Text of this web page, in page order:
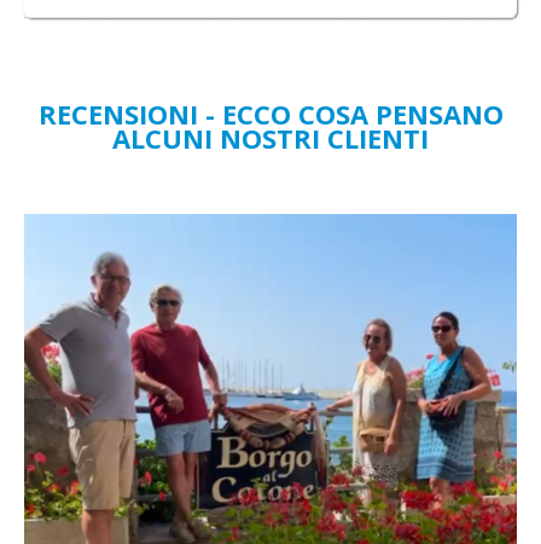
RECENSIONI - ECCO COSA PENSANO
ALCUNI NOSTRI CLIENTI